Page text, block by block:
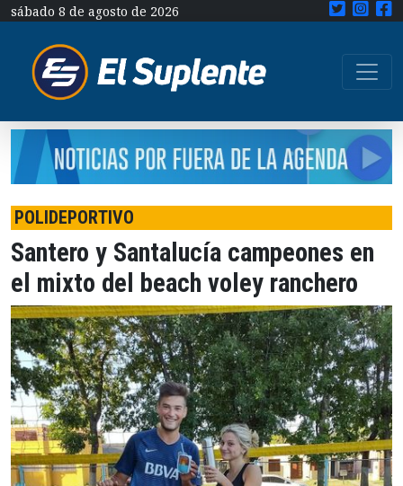
sábado 8 de agosto de 2026
POLIDEPORTIVO
Santero y Santalucía campeones en
el mixto del beach voley ranchero